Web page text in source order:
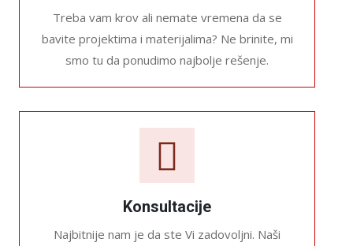
Treba vam krov ali nemate vremena da se
bavite projektima i materijalima? Ne brinite, mi
smo tu da ponudimo najbolje rešenje.
Konsultacije
Najbitnije nam je da ste Vi zadovoljni. Naši